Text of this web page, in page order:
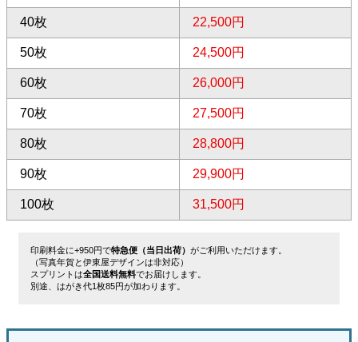
40枚 22,500円
50枚 24,500円
60枚 26,000円
70枚 27,500円
80枚 28,800円
90枚 29,900円
100枚 31,500円
印刷料金に+950円で特急便（当日出荷） がご利用いただけます。
（写真年賀と伊東屋デザインは非対応）
スプリントは全国送料無料でお届けします。
別途、はがき代1枚85円が加わります。